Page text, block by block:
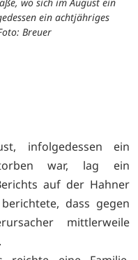
ein achtjähriges
Breuer
infolgedessen ein
war, lag ein
auf der Hahner
dass gegen
mittlerweile